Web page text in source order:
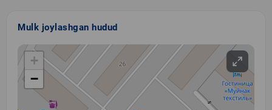
Mulk joylashgan hudud
+
−